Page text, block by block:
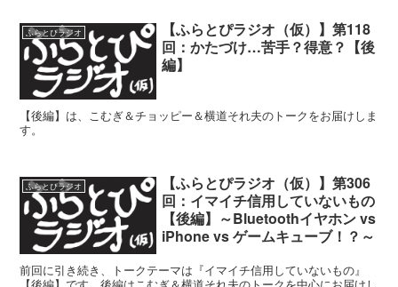
ふらとぴラジオ
【ふらとぴラジオ（仮）】第118
回：かたづけ…苦手？得意？【後
編】
【後編】は、こむぎ＆チョッピー＆横道それ夫のトークをお届けしま
す。
ふらとぴラジオ
【ふらとぴラジオ（仮）】第306
回：イマイチ信用していないもの
【後編】～Bluetoothイヤホン vs
iPhone vs ゲームキューブ！？～
前回に引き続き、トークテーマは『イマイチ信用していないもの』
【後編】です。後編はこむぎ＆横道それ夫のトークを中心にお届けし